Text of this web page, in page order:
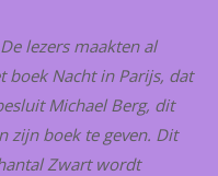
lezers maakten al
boek Nacht in Parijs, dat
Michael Berg, dit
zijn boek te geven. Dit
Zwart wordt